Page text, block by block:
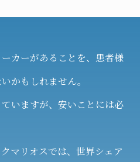
カーがあることを、患者様
かもしれません。
いますが、安いことには必
マリオスでは、世界シェア